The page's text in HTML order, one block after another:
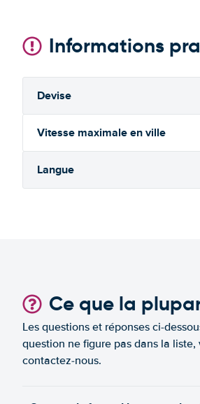
Informations
Devise
Vitesse maximale en ville
Langue
Ce que la
Les questions et réponses ci-
question ne figure pas dans la
contactez-nous.